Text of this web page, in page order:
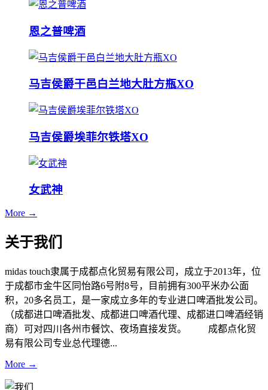
恩之普啤酒
马吉侯爵干邑白兰地大肚方瓶XO
马吉侯爵埃菲尔铁塔XO
女武神
More →
关于我们
midas touch隶属于成都点化贸易有限公司，成立于2013年，位
于成都市金牛区同怡路6号附8号，目前拥有300平米办公面
积，20多名员工，是一家成立多年的专业进口啤酒批发公司。
（成都进口啤酒批发、成都进口啤酒代理、成都进口啤酒经销
商）可对四川各州市餐饮、夜场直接发货。 成都点化贸
易有限公司专业总代理德...
More →